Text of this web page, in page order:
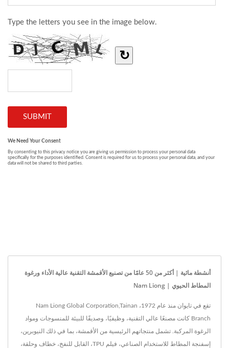
أنشطة مائية | أكثر من 50 عامًا من تصنيع الأقمشة التقنية عالية الأداء ورغوة
المطاط الحيوي | Nam Liong
تقع في تايوان منذ عام 1972، Nam Liong Global Corporation,Tainan
Branch كانت مصنعًا عالي التقنية، وظيفيًا، وصديقًا للبيئة للمنسوجات ومواد
الرغوة المركبة. تشمل منتجاتهم الرئيسية من الأقمشة، بما في ذلك النيوبرين،
إسفنجة المطاط للاستخدام الصناعي، فيلم TPU، القابل للنفخ، خطاف وحلقة،